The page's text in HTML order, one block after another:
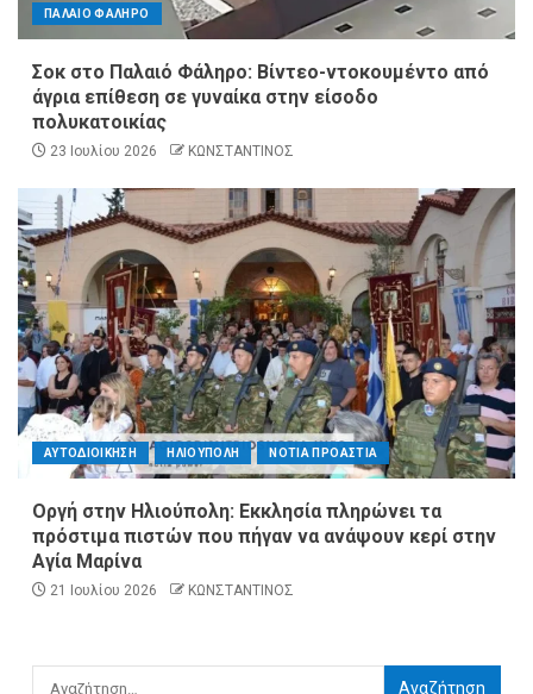
ΠΑΛΑΙΟ ΦΑΛΗΡΟ
Σοκ στο Παλαιό Φάληρο: Βίντεο-ντοκουμέντο από
άγρια επίθεση σε γυναίκα στην είσοδο
πολυκατοικίας
23 Ιουλίου 2026 ΚΩΝΣΤΑΝΤΙΝΟΣ
ΑΥΤΟΔΙΟΙΚΗΣΗ ΗΛΙΟΥΠΟΛΗ ΝΟΤΙΑ ΠΡΟΑΣΤΙΑ
Οργή στην Ηλιούπολη: Εκκλησία πληρώνει τα
πρόστιμα πιστών που πήγαν να ανάψουν κερί στην
Αγία Μαρίνα
21 Ιουλίου 2026 ΚΩΝΣΤΑΝΤΙΝΟΣ